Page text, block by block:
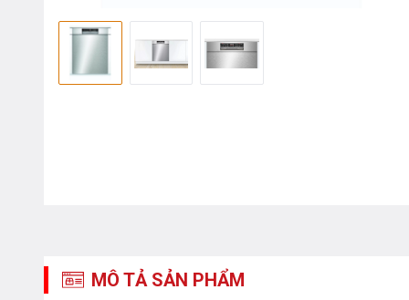
MÔ TẢ SẢN PHẨM